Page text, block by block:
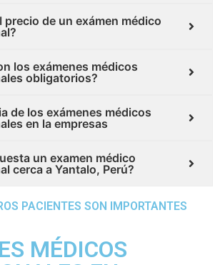
precio de un exámen médico
los exámenes médicos
obligatorios?
de los exámenes médicos
en la empresas
un examen médico
cerca a Yantalo, Perú?
PACIENTES SON IMPORTANTES
MÉDICOS